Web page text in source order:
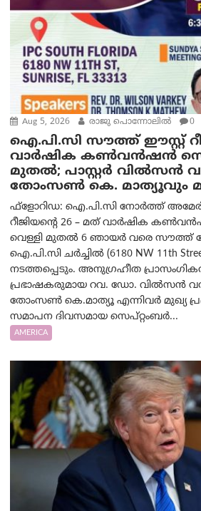
Aug 5, 2026 രാജു പൊന്നോലിൽ 0
ഐ.പി.സി സൗത്ത് ഈസ്റ്റ്
വാർഷിക കൺവൻഷൻ
മുതൽ; പാസ്റ്റർ വിൽസൻ
തോംസൺ കെ. മാത്യൂവും
ഫ്ളോറിഡ: ഐ.പി.സി നോർത്ത്
റീജിയന്റെ 26 – മത് വാർഷിക
വെള്ളി മുതൽ 6 ഞായർ വരെ സൗത്ത്
ഐ.പി.സി ചർച്ചിൽ (6180 NW 11th
നടത്തപ്പെടും. അനുഗ്രഹീത
പ്രഭാഷകരുമായ റവ. ഡോ. വിൽസൻ
തോംസൺ കെ.മാത്യൂ എന്നിവർ മുഖ്യ
സമാപന ദിവസമായ സെപ്റ്റംബർ...
AMERICA